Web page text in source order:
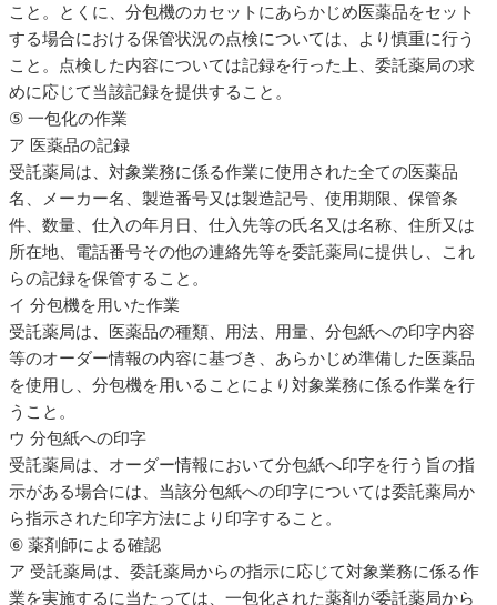
こと。とくに、分包機のカセットにあらかじめ医薬品をセット
する場合における保管状況の点検については、より慎重に行う
こと。点検した内容については記録を行った上、委託薬局の求
めに応じて当該記録を提供すること。
⑤ 一包化の作業
ア 医薬品の記録
受託薬局は、対象業務に係る作業に使用された全ての医薬品
名、メーカー名、製造番号又は製造記号、使用期限、保管条
件、数量、仕入の年月日、仕入先等の氏名又は名称、住所又は
所在地、電話番号その他の連絡先等を委託薬局に提供し、これ
らの記録を保管すること。
イ 分包機を用いた作業
受託薬局は、医薬品の種類、用法、用量、分包紙への印字内容
等のオーダー情報の内容に基づき、あらかじめ準備した医薬品
を使用し、分包機を用いることにより対象業務に係る作業を行
うこと。
ウ 分包紙への印字
受託薬局は、オーダー情報において分包紙へ印字を行う旨の指
示がある場合には、当該分包紙への印字については委託薬局か
ら指示された印字方法により印字すること。
⑥ 薬剤師による確認
ア 受託薬局は、委託薬局からの指示に応じて対象業務に係る作
業を実施するに当たっては、一包化された薬剤が委託薬局から